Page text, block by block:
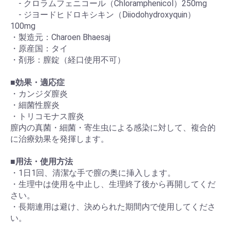
- クロラムフェニコール（Chloramphenicol）250mg
- ジヨードヒドロキシキン（Diiodohydroxyquin）
100mg
・製造元：Charoen Bhaesaj
・原産国：タイ
・剤形：膣錠（経口使用不可）
■効果・適応症
・カンジダ膣炎
・細菌性膣炎
・トリコモナス膣炎
膣内の真菌・細菌・寄生虫による感染に対して、複合的
に治療効果を発揮します。
■用法・使用方法
・1日1回、清潔な手で膣の奥に挿入します。
・生理中は使用を中止し、生理終了後から再開してくだ
さい。
・長期連用は避け、決められた期間内で使用してくださ
い。